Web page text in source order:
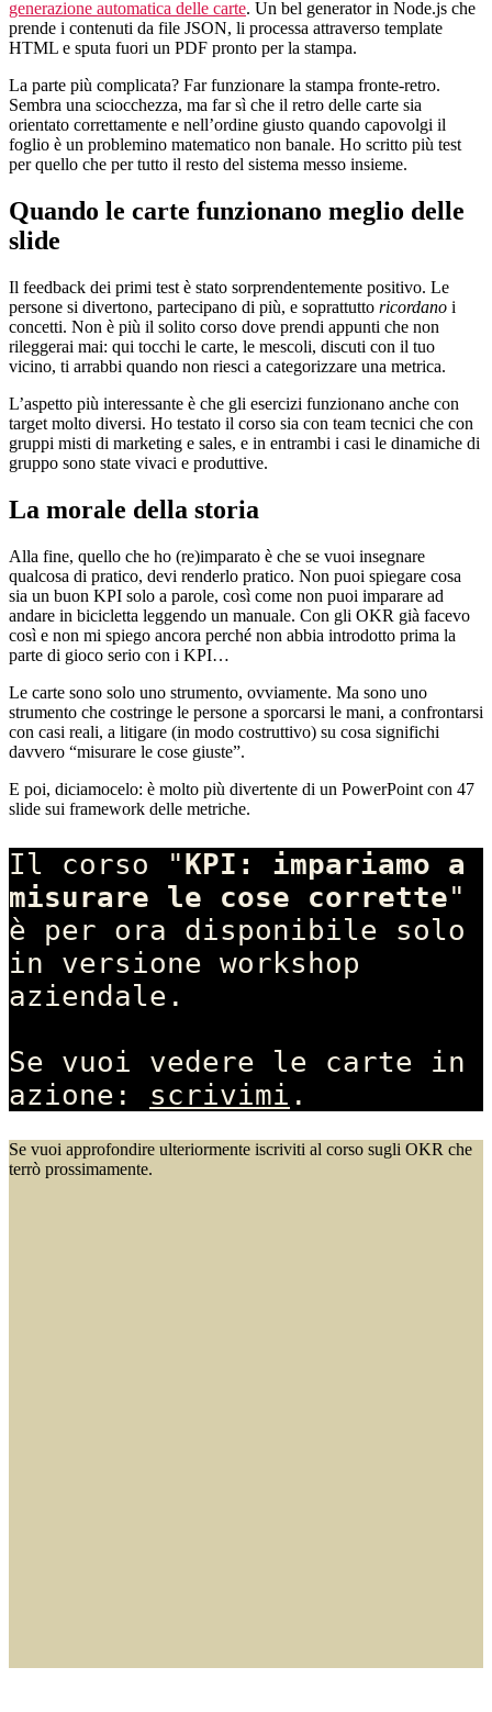
generazione automatica delle carte. Un bel generator in Node.js che
prende i contenuti da file JSON, li processa attraverso template
HTML e sputa fuori un PDF pronto per la stampa.
La parte più complicata? Far funzionare la stampa fronte-retro.
Sembra una sciocchezza, ma far sì che il retro delle carte sia
orientato correttamente e nell’ordine giusto quando capovolgi il
foglio è un problemino matematico non banale. Ho scritto più test
per quello che per tutto il resto del sistema messo insieme.
Quando le carte funzionano meglio delle
slide
Il feedback dei primi test è stato sorprendentemente positivo. Le
persone si divertono, partecipano di più, e soprattutto ricordano i
concetti. Non è più il solito corso dove prendi appunti che non
rileggerai mai: qui tocchi le carte, le mescoli, discuti con il tuo
vicino, ti arrabbi quando non riesci a categorizzare una metrica.
L’aspetto più interessante è che gli esercizi funzionano anche con
target molto diversi. Ho testato il corso sia con team tecnici che con
gruppi misti di marketing e sales, e in entrambi i casi le dinamiche di
gruppo sono state vivaci e produttive.
La morale della storia
Alla fine, quello che ho (re)imparato è che se vuoi insegnare
qualcosa di pratico, devi renderlo pratico. Non puoi spiegare cosa
sia un buon KPI solo a parole, così come non puoi imparare ad
andare in bicicletta leggendo un manuale. Con gli OKR già facevo
così e non mi spiego ancora perché non abbia introdotto prima la
parte di gioco serio con i KPI…
Le carte sono solo uno strumento, ovviamente. Ma sono uno
strumento che costringe le persone a sporcarsi le mani, a confrontarsi
con casi reali, a litigare (in modo costruttivo) su cosa significhi
davvero “misurare le cose giuste”.
E poi, diciamocelo: è molto più divertente di un PowerPoint con 47
slide sui framework delle metriche.
Il corso "KPI: impariamo a
misurare le cose corrette"
è per ora disponibile solo
in versione workshop
aziendale.
Se vuoi vedere le carte in
azione: scrivimi .
Se vuoi approfondire ulteriormente iscriviti al corso sugli OKR che
terrò prossimamente.